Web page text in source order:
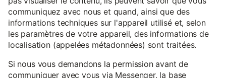
communiquez avec nous et quand, ainsi que des
informations techniques sur l'appareil utilisé et, selon
les paramètres de votre appareil, des informations de
localisation (appelées métadonnées) sont traitées.
Si nous vous demandons la permission avant de
communiquer avec vous via Messenger, la base